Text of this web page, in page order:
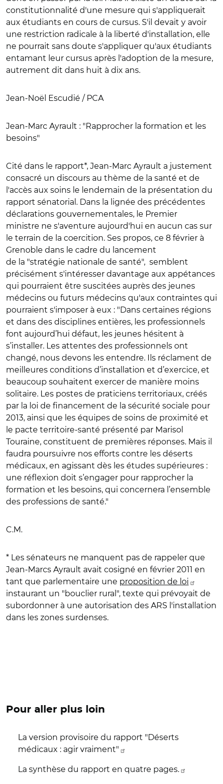
constitutionnalité d'une mesure qui s'appliquerait
aux étudiants en cours de cursus. S'il devait y avoir
une restriction radicale à la liberté d'installation, elle
ne pourrait sans doute s'appliquer qu'aux étudiants
entamant leur cursus après l'adoption de la mesure,
autrement dit dans huit à dix ans.
Jean-Noël Escudié / PCA
Jean-Marc Ayrault : "Rapprocher la formation et les
besoins"
Cité dans le rapport*, Jean-Marc Ayrault a justement
consacré un discours au thème de la santé et de
l'accès aux soins le lendemain de la présentation du
rapport sénatorial. Dans la lignée des précédentes
déclarations gouvernementales, le Premier
ministre ne s'aventure aujourd'hui en aucun cas sur
le terrain de la coercition. Ses propos, ce 8 février à
Grenoble dans le cadre du lancement
de la "stratégie nationale de santé", semblent
précisément s'intéresser davantage aux appétances
qui pourraient être suscitées auprès des jeunes
médecins ou futurs médecins qu'aux contraintes qui
pourraient s'imposer à eux : "Dans certaines régions
et dans des disciplines entières, les professionnels
font aujourd’hui défaut, les jeunes hésitent à
s’installer. Les attentes des professionnels ont
changé, nous devons les entendre. Ils réclament de
meilleures conditions d’installation et d’exercice, et
beaucoup souhaitent exercer de manière moins
solitaire. Les postes de praticiens territoriaux, créés
par la loi de financement de la sécurité sociale pour
2013, ainsi que les équipes de soins de proximité et
le pacte territoire-santé présenté par Marisol
Touraine, constituent de premières réponses. Mais il
faudra poursuivre nos efforts contre les déserts
médicaux, en agissant dès les études supérieures :
une réflexion doit s’engager pour rapprocher la
formation et les besoins, qui concernera l’ensemble
des professions de santé."
C.M.
* Les sénateurs ne manquent pas de rappeler que
Jean-Marcs Ayrault avait cosigné en février 2011 en
tant que parlementaire une proposition de loi
instaurant un "bouclier rural", texte qui prévoyait de
subordonner à une autorisation des ARS l'installation
dans les zones surdenses.
Pour aller plus loin
La version provisoire du rapport "Déserts
médicaux : agir vraiment"
La synthèse du rapport en quatre pages.